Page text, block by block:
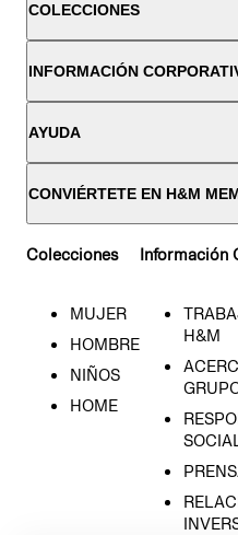
COLECCIONES
INFORMACIÓN
AYUDA
CONVIÉRTETE EN H&M
Colecciones
MUJER
HOMBRE
NIÑOS
HOME
Información
H&M